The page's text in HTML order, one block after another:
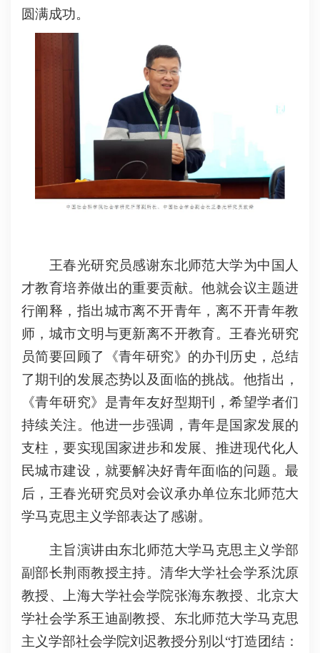
圆满成功。
王春光研究员感谢东北师范大学为中国人
才教育培养做出的重要贡献。他就会议主题进
行阐释，指出城市离不开青年，离不开青年教
师，城市文明与更新离不开教育。王春光研究
员简要回顾了《青年研究》的办刊历史，总结
了期刊的发展态势以及面临的挑战。他指出，
《青年研究》是青年友好型期刊，希望学者们
持续关注。他进一步强调，青年是国家发展的
支柱，要实现国家进步和发展、推进现代化人
民城市建设，就要解决好青年面临的问题。最
后，王春光研究员对会议承办单位东北师范大
学马克思主义学部表达了感谢。
主旨演讲由东北师范大学马克思主义学部
副部长荆雨教授主持。清华大学社会学系沈原
教授、上海大学社会学院张海东教授、北京大
学社会学系王迪副教授、东北师范大学马克思
主义学部社会学院刘迟教授分别以“打造团结：